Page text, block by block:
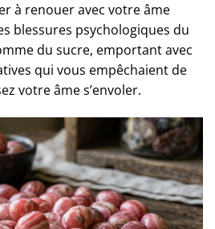
à renouer avec votre âme
blessures psychologiques du
du sucre, emportant avec
qui vous empêchaient de
votre âme s’envoler.